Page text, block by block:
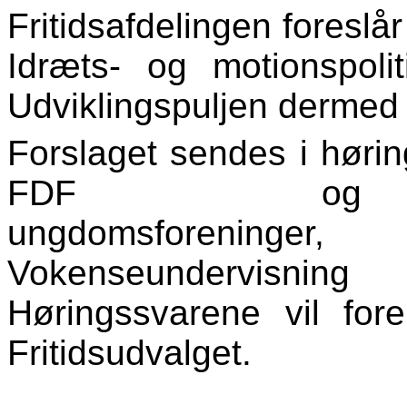
Fritidsafdelingen
Idræts- og
Udviklingspuljen
Forslaget sendes i
FDF og
Høringssvarene vil
Fritidsudvalget.